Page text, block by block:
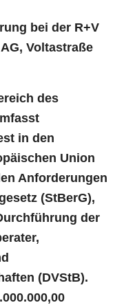
bei der R+V
Voltastraße
des
in den
Union
Anforderungen
(StBerG),
der
(DVStB).